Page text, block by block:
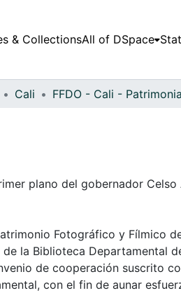
& CollectionsAll of DSpace
Cali FFDO - Cali -
plano del gobernador Celso
Fotográfico y Fílmico
la Biblioteca Departamental
de cooperación suscrito
con el fin de aunar